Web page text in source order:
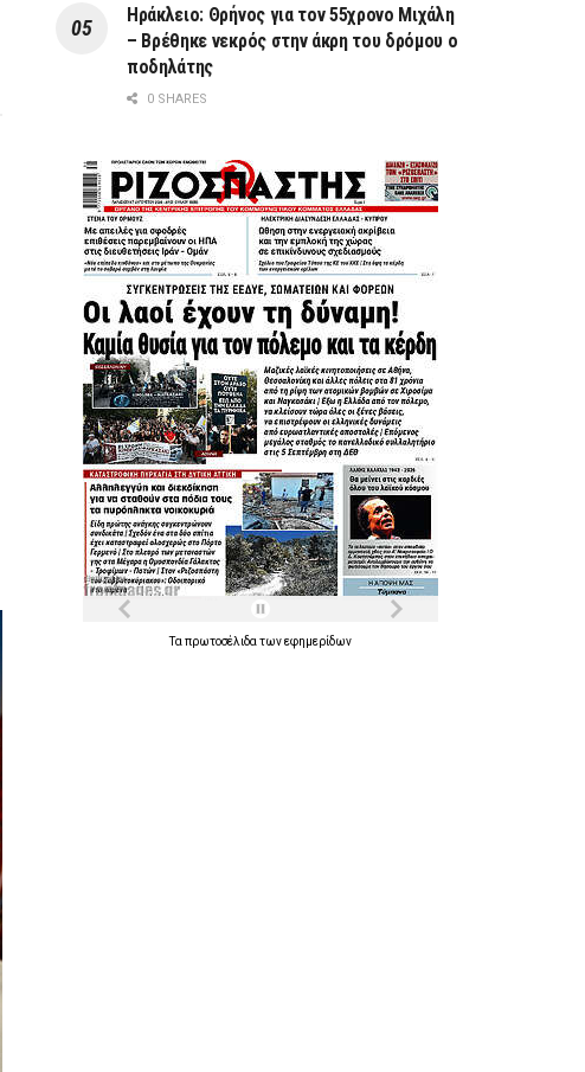
Ηράκλειο: Θρήνος για τον 55χρονο Μιχάλη
– Βρέθηκε νεκρός στην άκρη του δρόμου ο
ποδηλάτης
0 SHARES
Τα πρωτοσέλιδα τωνεφημερίδων